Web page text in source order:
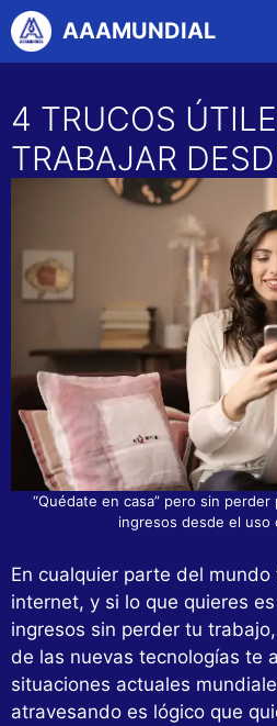
Saltar
al
contenido
AAAMUNDIAL
4 TRUCOS
TRABAJAR
“Quédate en casa” pero sin
ingresos desde el uso
En cualquier parte del
internet, y si lo que quieres
ingresos sin perder tu
de las nuevas tecnologías te
situaciones actuales
atravesando es lógico que